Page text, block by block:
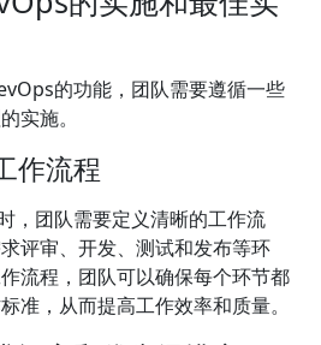
的功能，团队需要遵循一些
实施。
作流程
，团队需要定义清晰的工作流
评审、开发、测试和发布等环
流程，团队可以确保每个环节都
准，从而提高工作效率和质量。